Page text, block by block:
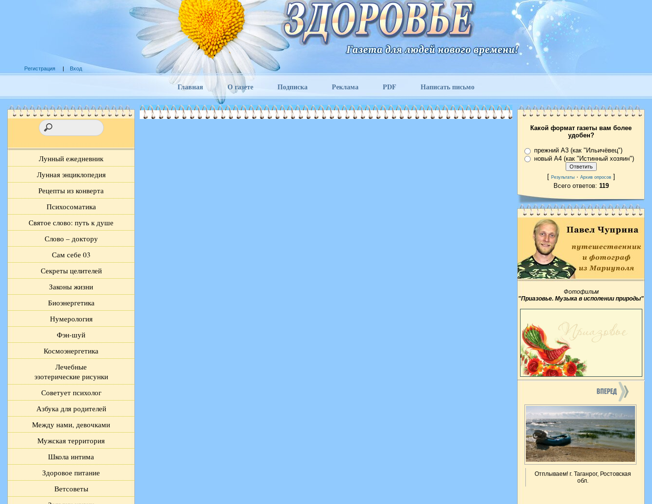
Регистрация Вход
Главная О газете Подписка Реклама PDF Написать письмо
Лунный ежедневник
Лунная энциклопедия
Рецепты из конверта
Психосоматика
Святое слово: путь к душе
Слово – доктору
Сам себе 03
Секреты целителей
Законы жизни
Биоэнергетика
Нумерология
Фэн-шуй
Космоэнергетика
Лечебные
эзотерические рисунки
Советует психолог
Азбука для родителей
Между нами, девочками
Мужская территория
Школа интима
Здоровое питание
Ветсоветы
Какой формат газеты вам более
удобен?
прежний А3 (как "Ильичёвец")
новый А4 (как "Истинный хозяин")
[ Результаты· Архив опросов]
Всего ответов: 119
Фотофильм
"Приазовье. Музыка в исполении природы"
Отплываем! г. Таганрог, Ростовская
обл.